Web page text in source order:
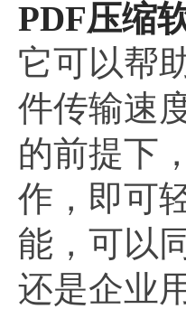
PDF压缩
它可以帮
件传输速
的前提下
作，即可
能，可以
还是企业